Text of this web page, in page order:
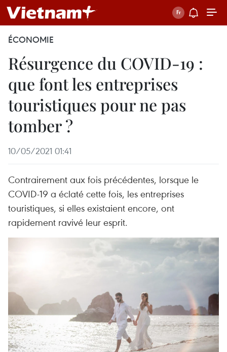
ÉCONOMIE
Résurgence du COVID-19 :
que font les entreprises
touristiques pour ne pas
tomber ?
10/05/2021 01:41
Contrairement aux fois précédentes, lorsque le
COVID-19 a éclaté cette fois, les entreprises
touristiques, si elles existaient encore, ont
rapidement ravivé leur esprit.